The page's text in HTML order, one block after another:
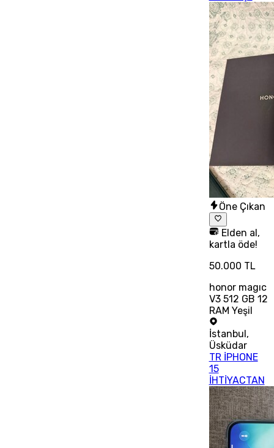
Öne Çıkan
Elden al,
kartla öde!
50.000 TL
honor magıc
V3 512 GB 12
RAM Yeşil
İstanbul,
Üsküdar
TR İPHONE
15
İHTİYACTAN